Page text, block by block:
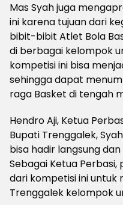
Mas Syah juga
ini karena tujuan dari
bibit-bibit Atlet Bola
di berbagai kelompok
kompetisi ini bisa
sehingga dapat
raga Basket di tengah
Hendro Aji, Ketua
Bupati Trenggalek,
bisa hadir langsung
Sebagai Ketua
dari kompetisi ini untuk
Trenggalek kelompok